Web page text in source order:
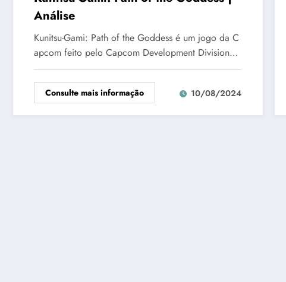
Análise
Kunitsu-Gami: Path of the Goddess é um jogo da C
apcom feito pelo Capcom Development Division…
Consulte mais informação 10/08/2024